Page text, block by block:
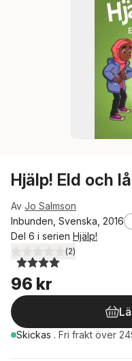
Hjälp! Eld och
Av Jo Salmson
Inbunden, Svenska, 2016
Del 6 i serien Hjälp!
4,0utav 5 stjärnor. Totalt
(2)
96 kr
Skickas . Fri frakt över